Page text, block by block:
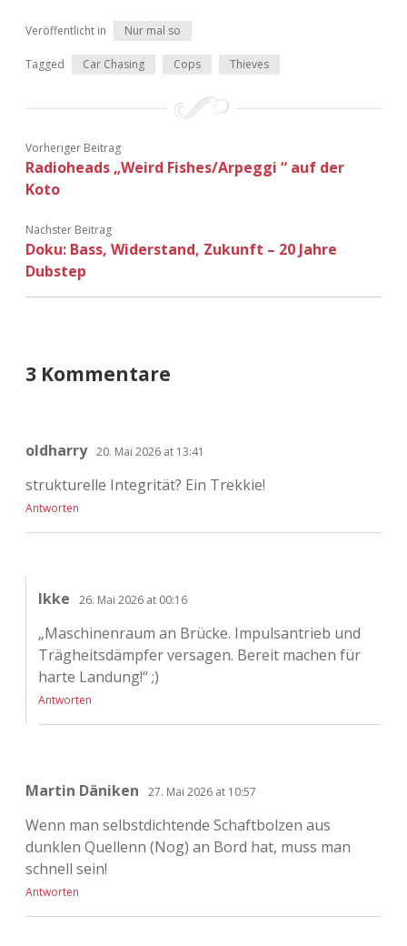
Veröffentlicht in Nur mal so
Tagged Car Chasing Cops Thieves
Vorheriger Beitrag
Radioheads „Weird Fishes/Arpeggi “ auf der
Koto
Nächster Beitrag
Doku: Bass, Widerstand, Zukunft – 20 Jahre
Dubstep
3 Kommentare
oldharry 20. Mai 2026 at 13:41
strukturelle Integrität? Ein Trekkie!
Antworten
Ikke 26. Mai 2026 at 00:16
„Maschinenraum an Brücke. Impulsantrieb und
Trägheitsdämpfer versagen. Bereit machen für
harte Landung!“ ;)
Antworten
Martin Däniken 27. Mai 2026 at 10:57
Wenn man selbstdichtende Schaftbolzen aus
dunklen Quellenn (Nog) an Bord hat, muss man
schnell sein!
Antworten